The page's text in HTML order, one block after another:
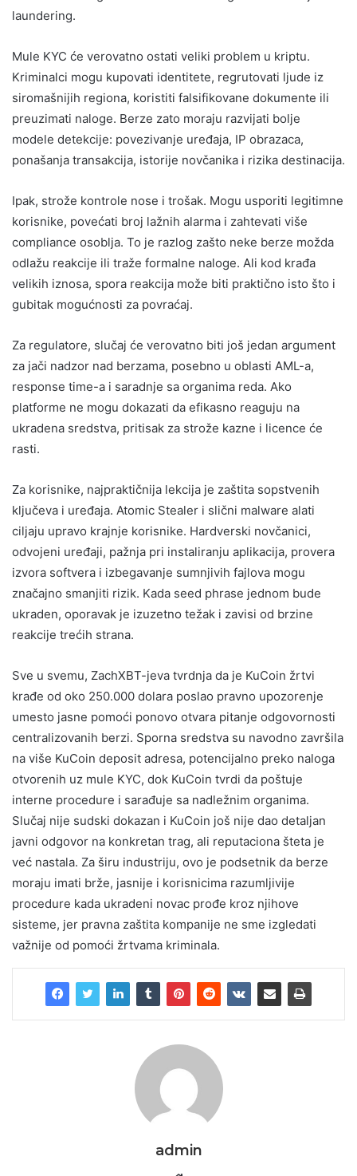
laundering.
Mule KYC će verovatno ostati veliki problem u kriptu.
Kriminalci mogu kupovati identitete, regrutovati ljude iz
siromašnijih regiona, koristiti falsifikovane dokumente ili
preuzimati naloge. Berze zato moraju razvijati bolje
modele detekcije: povezivanje uređaja, IP obrazaca,
ponašanja transakcija, istorije novčanika i rizika destinacija.
Ipak, strože kontrole nose i trošak. Mogu usporiti legitimne
korisnike, povećati broj lažnih alarma i zahtevati više
compliance osoblja. To je razlog zašto neke berze možda
odlažu reakcije ili traže formalne naloge. Ali kod krađa
velikih iznosa, spora reakcija može biti praktično isto što i
gubitak mogućnosti za povraćaj.
Za regulatore, slučaj će verovatno biti još jedan argument
za jači nadzor nad berzama, posebno u oblasti AML-a,
response time-a i saradnje sa organima reda. Ako
platforme ne mogu dokazati da efikasno reaguju na
ukradena sredstva, pritisak za strože kazne i licence će
rasti.
Za korisnike, najpraktičnija lekcija je zaštita sopstvenih
ključeva i uređaja. Atomic Stealer i slični malware alati
ciljaju upravo krajnje korisnike. Hardverski novčanici,
odvojeni uređaji, pažnja pri instaliranju aplikacija, provera
izvora softvera i izbegavanje sumnjivih fajlova mogu
značajno smanjiti rizik. Kada seed phrase jednom bude
ukraden, oporavak je izuzetno težak i zavisi od brzine
reakcije trećih strana.
Sve u svemu, ZachXBT-jeva tvrdnja da je KuCoin žrtvi
krađe od oko 250.000 dolara poslao pravno upozorenje
umesto jasne pomoći ponovo otvara pitanje odgovornosti
centralizovanih berzi. Sporna sredstva su navodno završila
na više KuCoin deposit adresa, potencijalno preko naloga
otvorenih uz mule KYC, dok KuCoin tvrdi da poštuje
interne procedure i sarađuje sa nadležnim organima.
Slučaj nije sudski dokazan i KuCoin još nije dao detaljan
javni odgovor na konkretan trag, ali reputaciona šteta je
već nastala. Za širu industriju, ovo je podsetnik da berze
moraju imati brže, jasnije i korisnicima razumljivije
procedure kada ukradeni novac prođe kroz njihove
sisteme, jer pravna zaštita kompanije ne sme izgledati
važnije od pomoći žrtvama kriminala.
admin